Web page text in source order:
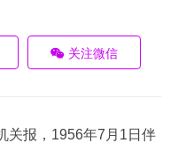
关注微信
关报，1956年7月1日伴